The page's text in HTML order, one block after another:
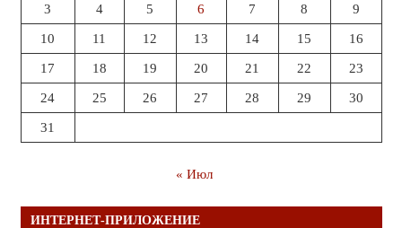
3 4 5 6 7 8 9
10 11 12 13 14 15 16
17 18 19 20 21 22 23
24 25 26 27 28 29 30
31
« Июл
ИНТЕРНЕТ-ПРИЛОЖЕНИЕ